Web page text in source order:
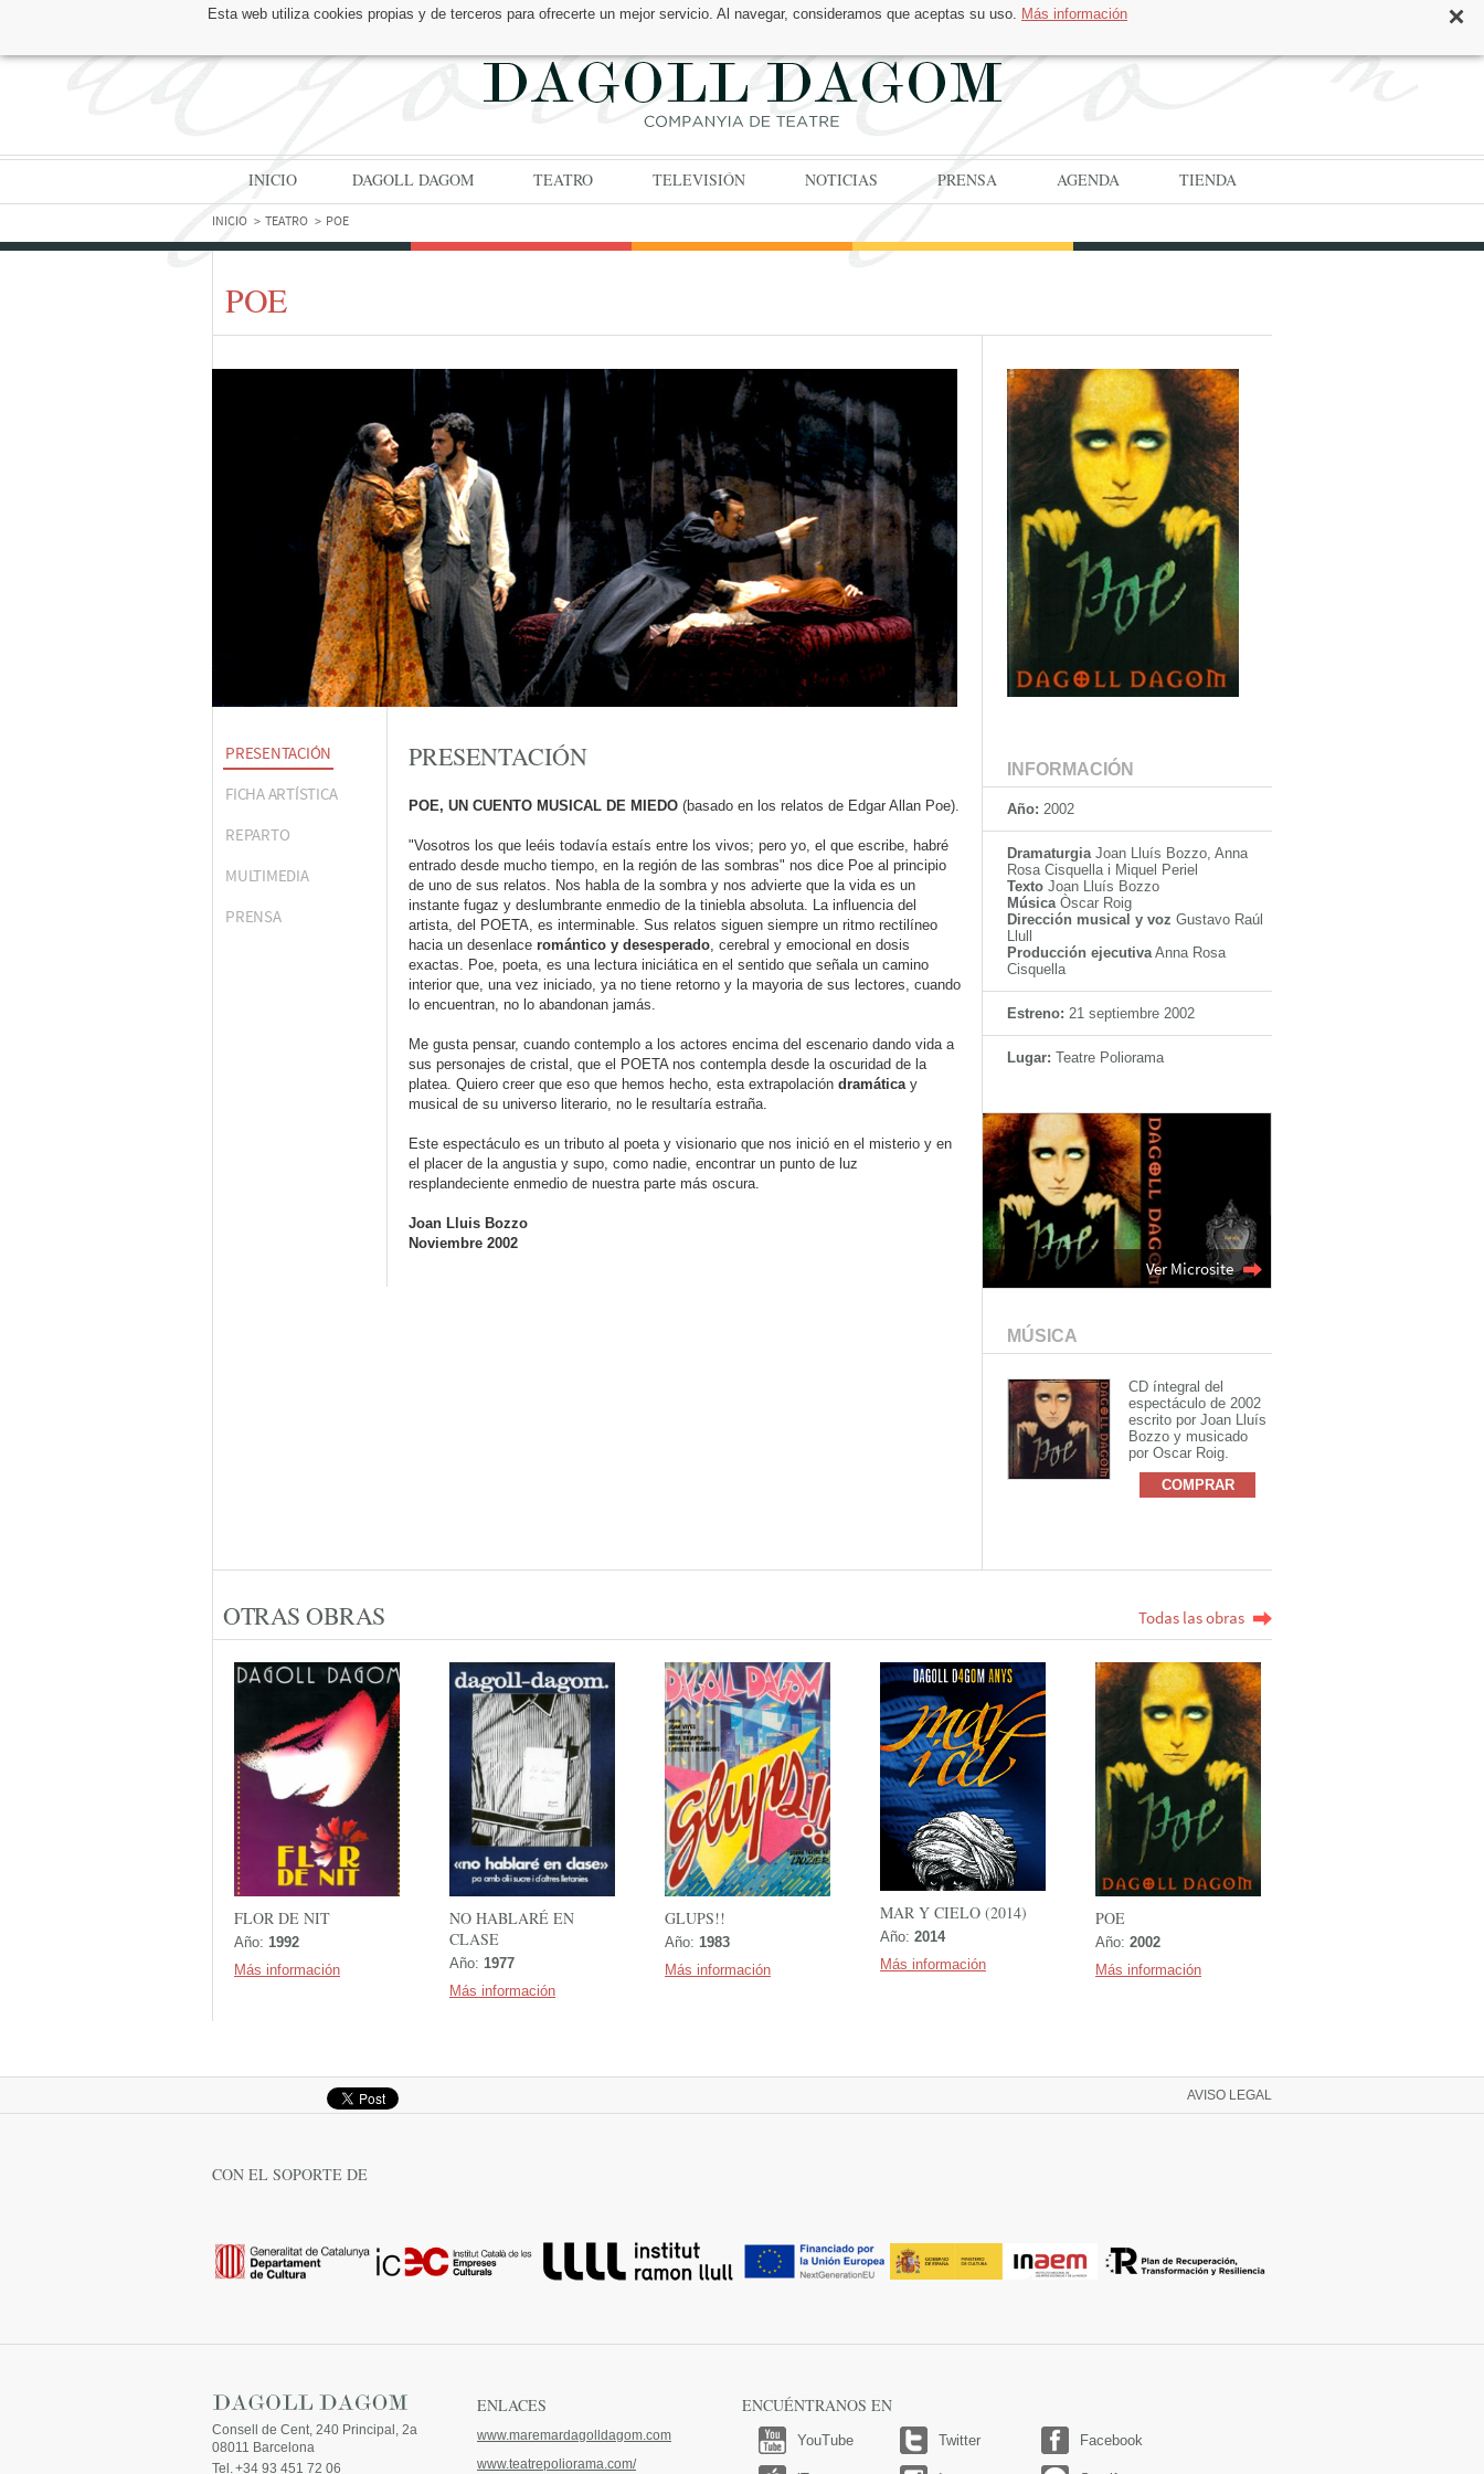
Esta web utiliza cookies propias y de terceros para ofrecerte un mejor servicio. Al navegar, consideramos que aceptas su uso. Más información
ENCUÉNTRANOS EN:
INICIO DAGOLL DAGOM TEATRO TELEVISIÓN NOTICIAS PRENSA AGENDA TIENDA
INICIO TEATRO POE
POE
PRESENTACIÓN
FICHA ARTÍSTICA
REPARTO
MULTIMEDIA
PRENSA
PRESENTACIÓN
POE, UN CUENTO MUSICAL DE MIEDO (basado en los relatos de Edgar Allan Poe).
"Vosotros los que leéis todavía estaís entre los vivos; pero yo, el que escribe, habré
entrado desde mucho tiempo, en la región de las sombras" nos dice Poe al principio
de uno de sus relatos. Nos habla de la sombra y nos advierte que la vida es un
instante fugaz y deslumbrante enmedio de la tiniebla absoluta. La influencia del
artista, del POETA, es interminable. Sus relatos siguen siempre un ritmo rectilíneo
hacia un desenlace romántico y desesperado, cerebral y emocional en dosis
exactas. Poe, poeta, es una lectura iniciática en el sentido que señala un camino
interior que, una vez iniciado, ya no tiene retorno y la mayoria de sus lectores, cuando
lo encuentran, no lo abandonan jamás.
Me gusta pensar, cuando contemplo a los actores encima del escenario dando vida a
sus personajes de cristal, que el POETA nos contempla desde la oscuridad de la
platea. Quiero creer que eso que hemos hecho, esta extrapolación dramáticay
musical de su universo literario, no le resultaría estraña.
Este espectáculo es un tributo al poeta y visionario que nos inició en el misterio y en
el placer de la angustia y supo, como nadie, encontrar un punto de luz
resplandeciente enmedio de nuestra parte más oscura.
Joan Lluis Bozzo
Noviembre 2002
INFORMACIÓN
Año: 2002
DramaturgiaJoan Lluís Bozzo, Anna
Rosa Cisquella i Miquel Periel
Texto Joan Lluís Bozzo
MúsicaÒscar Roig
Dirección musical y voz Gustavo Raúl
Llull
Producción ejecutivaAnna Rosa
Cisquella
Estreno: 21 septiembre 2002
Lugar: Teatre Poliorama
Ver Microsite
MÚSICA
CD íntegral del
espectáculo de 2002
escrito por Joan Lluís
Bozzo y musicado
por Oscar Roig.
COMPRAR
OTRAS OBRAS Todas las obras
FLOR DE NIT
Año: 1992
Más información
NO HABLARÉ EN
CLASE
Año: 1977
Más información
GLUPS!!
Año: 1983
Más información
MAR Y CIELO (2014)
Año: 2014
Más información
POE
Año: 2002
Más información
AVISO LEGAL
CON EL SOPORTE DE
Consell de Cent, 240 Principal, 2a
08011 Barcelona
Tel.+34 93 451 72 06
ENLACES
www.maremardagolldagom.com
www.teatrepoliorama.com/
ENCUÉNTRANOS EN
YouTube Twitter Facebook